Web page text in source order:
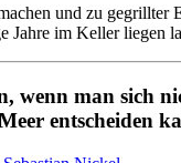
und zu gegrillter
Jahre im Keller liegen
wenn man sich
entscheiden